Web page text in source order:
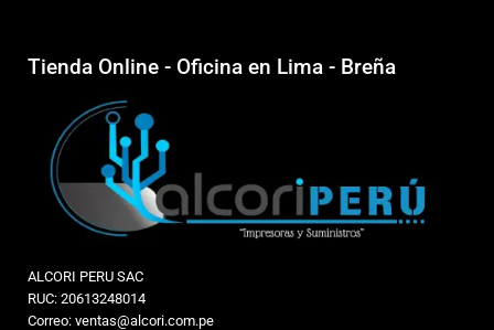
Tienda Online - Oficina en Lima - Breña
ALCORI PERU SAC
RUC: 20613248014
Correo: ventas@alcori.com.pe